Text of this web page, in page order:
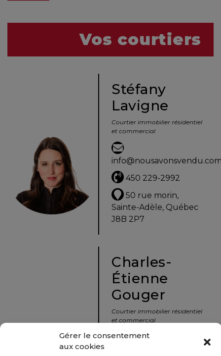
Gérer le consentement
aux cookies
Vos courtiers
Stéfany
Lavigne
Courtier immobilier résidentiel
et commercial
450 229-2992
50 rue morin,
Sainte-Adèle, Québec
J8B 2P7
Charles-
Étienne
Gouger
Courtier immobilier résidentiel
et commercial